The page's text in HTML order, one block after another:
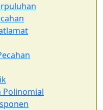
Polinomial